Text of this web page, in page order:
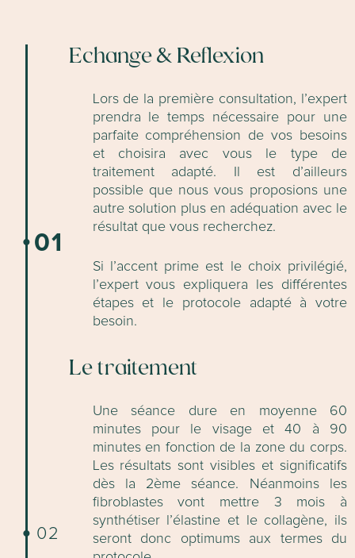
01
02
Echange & Reflexion
Lors de la première consultation, l’expert
prendra le temps nécessaire pour une
parfaite compréhension de vos besoins
et choisira avec vous le type de
traitement adapté. Il est d’ailleurs
possible que nous vous proposions une
autre solution plus en adéquation avec le
résultat que vous recherchez.
Si l’accent prime est le choix privilégié,
l’expert vous expliquera les différentes
étapes et le protocole adapté à votre
besoin.
Le traitement
Une séance dure en moyenne 60
minutes pour le visage et 40 à 90
minutes en fonction de la zone du corps.
Les résultats sont visibles et significatifs
dès la 2ème séance. Néanmoins les
fibroblastes vont mettre 3 mois à
synthétiser l’élastine et le collagène, ils
seront donc optimums aux termes du